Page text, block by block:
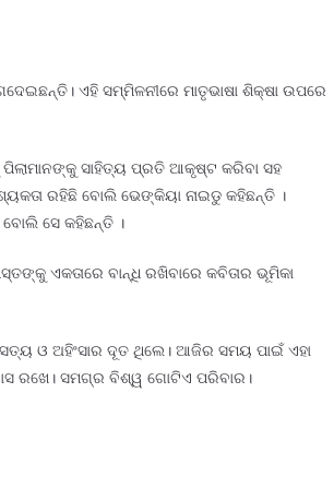
ଏହି ସମ୍ମିଳନୀରେ ମାତୃଭାଷା ଶିକ୍ଷା ଉପରେ
ପିଲାମାନଙ୍କୁ ସାହିତ୍ୟ ପ୍ରତି ଆକୃଷ୍ଟ କରିବା ସହ
ରହିଛି ବୋଲି ଭେଙ୍କିୟା ନାଇଡୁ କହିଛନ୍ତି ।
ବୋଲି ସେ କହିଛନ୍ତି ।
ଏକତାରେ ବାନ୍ଧି ରଖିବାରେ କବିତାର ଭୂମିକା
ସତ୍ୟ ଓ ଅହିଂସାର ଦୂତ ଥିଲେ। ଆଜିର ସମୟ ପାଇଁ ଏହା
ରଖେ। ସମଗ୍ର ବିଶ୍ୱ ଗୋଟିଏ ପରିବାର।